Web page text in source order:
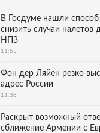
В Госдуме нашли
снизить случаи налетов
НПЗ
11:53
Фон дер Ляйен резко
адрес России
11:38
Раскрыт возможный
сближение Армении с